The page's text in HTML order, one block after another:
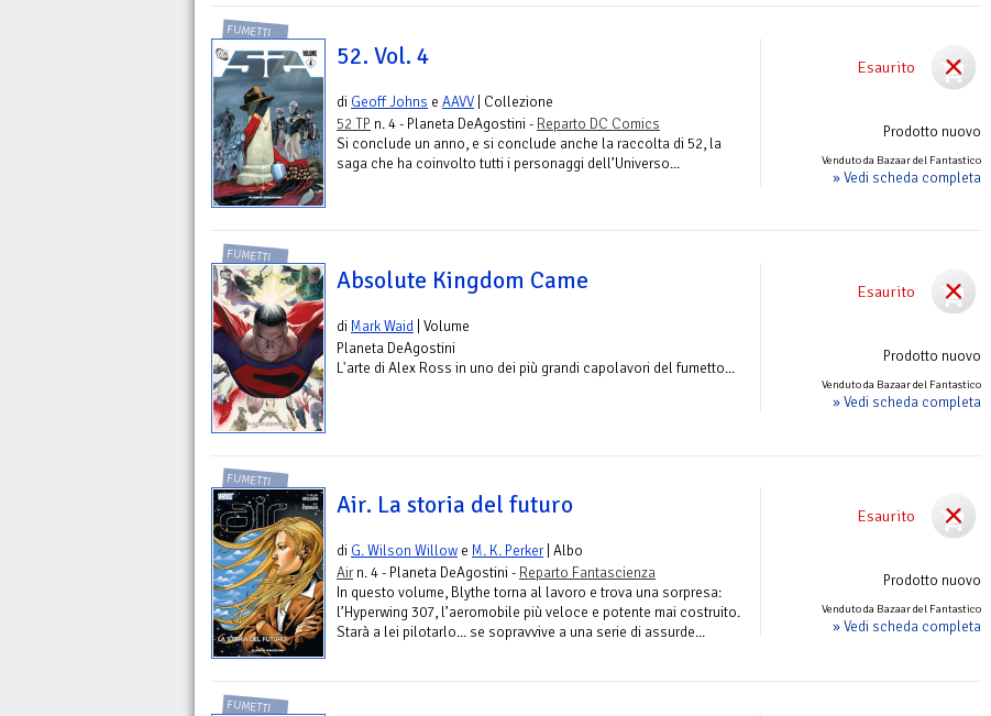
Esaurito
Prodotto nuovo
Venduto da Bazaar del Fantastico
» Vedi scheda completa
FUMETTI
52. Vol. 4
di Geoff Johns e AAVV | Collezione
52 TP n. 4 - Planeta DeAgostini - Reparto DC Comics
Si conclude un anno, e si conclude anche la raccolta di 52, la
saga che ha coinvolto tutti i personaggi dell’Universo...
Esaurito
Prodotto nuovo
Venduto da Bazaar del Fantastico
» Vedi scheda completa
FUMETTI
Absolute Kingdom Came
di Mark Waid | Volume
Planeta DeAgostini
L'arte di Alex Ross in uno dei più grandi capolavori del fumetto...
Esaurito
Prodotto nuovo
Venduto da Bazaar del Fantastico
» Vedi scheda completa
FUMETTI
Air. La storia del futuro
di G. Wilson Willow e M. K. Perker| Albo
Airn. 4 - Planeta DeAgostini - Reparto Fantascienza
In questo volume, Blythe torna al lavoro e trova una sorpresa:
l’Hyperwing 307, l’aeromobile più veloce e potente mai costruito.
Starà a lei pilotarlo... se sopravvive a una serie di assurde...
FUMETTI